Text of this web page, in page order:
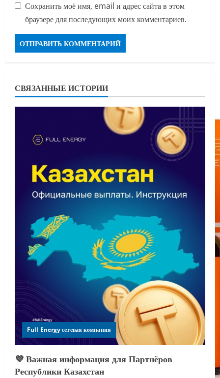
Сохранить моё имя, email и адрес сайта в этом
браузере для последующих моих комментариев.
СВЯЗАННЫЕ ИСТОРИИ
Full Energy сетевая компания
💜 Важная информация для Партнёров
Республики Казахстан